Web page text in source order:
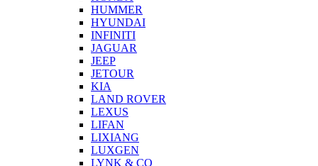
HUMMER
HYUNDAI
INFINITI
JAGUAR
JEEP
JETOUR
KIA
LAND ROVER
LEXUS
LIFAN
LIXIANG
LUXGEN
LYNK & CO